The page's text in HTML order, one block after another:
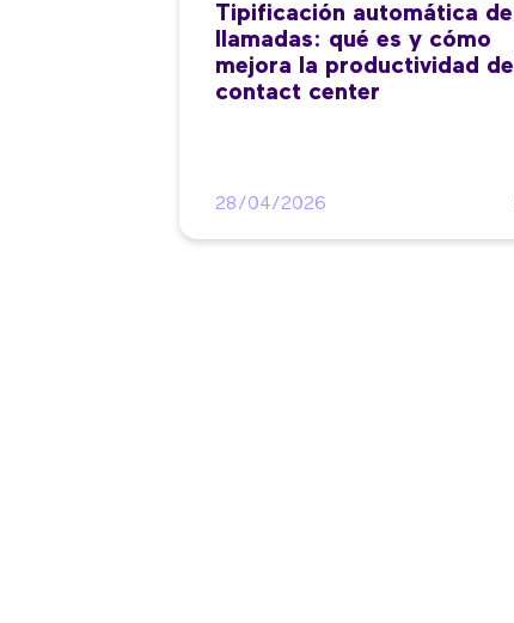
Tipificación automática de
llamadas: qué es y cómo
mejora la productividad del
contact center
28/04/2026